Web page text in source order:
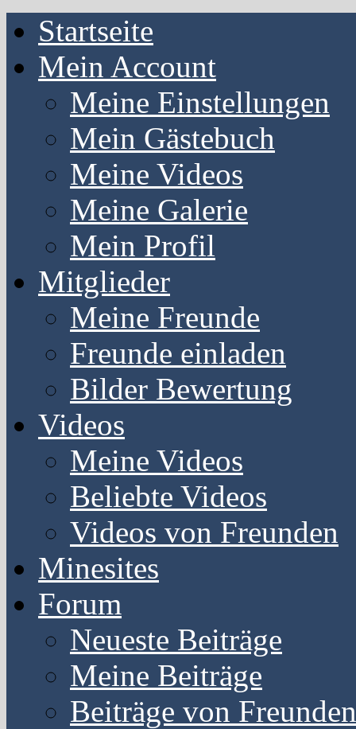
Startseite
Mein Account
Meine Einstellungen
Mein Gästebuch
Meine Videos
Meine Galerie
Mein Profil
Mitglieder
Meine Freunde
Freunde einladen
Bilder Bewertung
Videos
Meine Videos
Beliebte Videos
Videos von Freunden
Minesites
Forum
Neueste Beiträge
Meine Beiträge
Beiträge von Freunden